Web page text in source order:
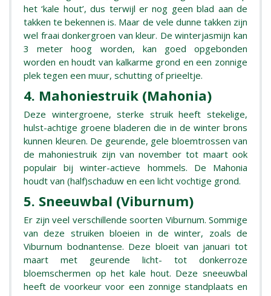
het ‘kale hout’, dus terwijl er nog geen blad aan de
takken te bekennen is. Maar de vele dunne takken zijn
wel fraai donkergroen van kleur. De winterjasmijn kan
3 meter hoog worden, kan goed opgebonden
worden en houdt van kalkarme grond en een zonnige
plek tegen een muur, schutting of prieeltje.
4. Mahoniestruik (Mahonia)
Deze wintergroene, sterke struik heeft stekelige,
hulst-achtige groene bladeren die in de winter brons
kunnen kleuren. De geurende, gele bloemtrossen van
de mahoniestruik zijn van november tot maart ook
populair bij winter-actieve hommels. De Mahonia
houdt van (half)schaduw en een licht vochtige grond.
5. Sneeuwbal (Viburnum)
Er zijn veel verschillende soorten Viburnum. Sommige
van deze struiken bloeien in de winter, zoals de
Viburnum bodnantense. Deze bloeit van januari tot
maart met geurende licht- tot donkerroze
bloemschermen op het kale hout. Deze sneeuwbal
heeft de voorkeur voor een zonnige standplaats en